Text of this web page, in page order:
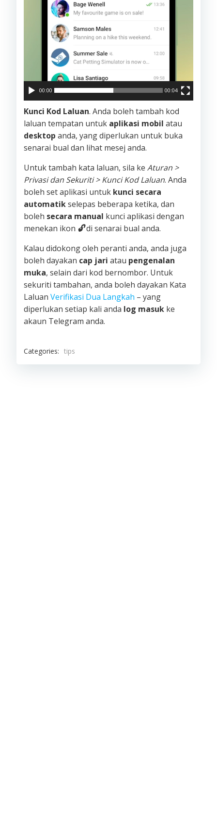
00:00 00:04
Kunci Kod Laluan. Anda boleh tambah kod
laluan tempatan untuk aplikasi mobil atau
desktop anda, yang diperlukan untuk buka
senarai bual dan lihat mesej anda.
Untuk tambah kata laluan, sila ke Aturan >
Privasi dan Sekuriti > Kunci Kod Laluan. Anda
boleh set aplikasi untuk kunci secara
automatikselepas beberapa ketika, dan
boleh secara manual kunci aplikasi dengan
menekan ikon 🔓di senarai bual anda.
Kalau didokong oleh peranti anda, anda juga
boleh dayakan cap jari atau pengenalan
muka, selain dari kod bernombor. Untuk
sekuriti tambahan, anda boleh dayakan Kata
Laluan Verifikasi Dua Langkah – yang
diperlukan setiap kali anda log masuk ke
akaun Telegram anda.
Categories: tips